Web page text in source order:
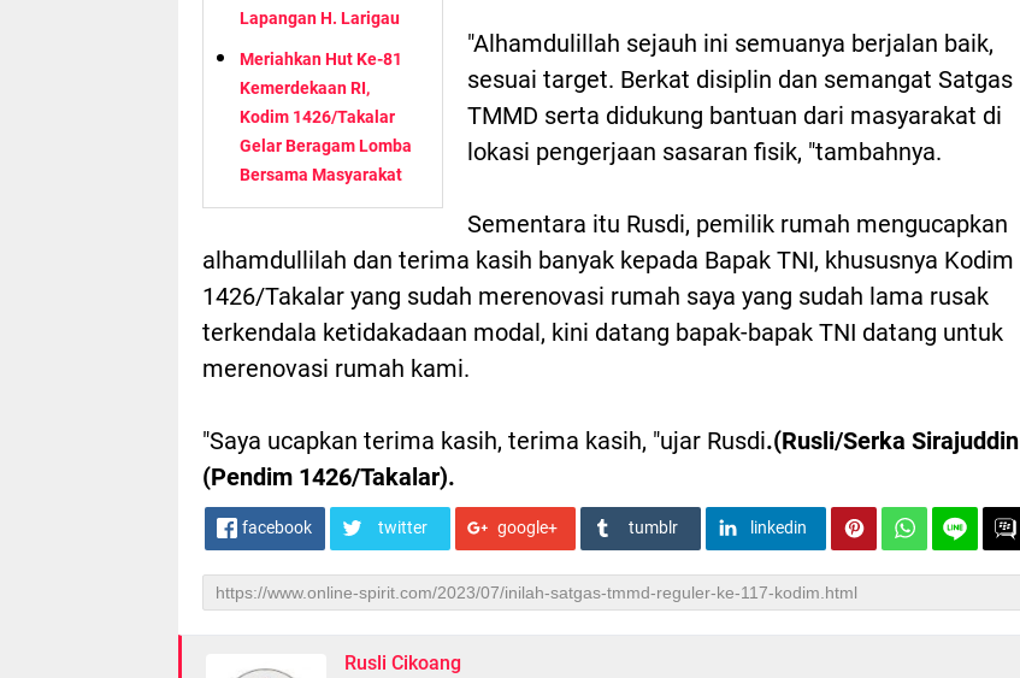
Lapangan H. Larigau
Meriahkan Hut Ke-81
Kemerdekaan RI,
Kodim 1426/Takalar
Gelar Beragam Lomba
Bersama Masyarakat
"Alhamdulillah sejauh ini semuanya berjalan baik,
sesuai target. Berkat disiplin dan semangat Satgas
TMMD serta didukung bantuan dari masyarakat di
lokasi pengerjaan sasaran fisik, "tambahnya.
Sementara itu Rusdi, pemilik rumah mengucapkan
alhamdullilah dan terima kasih banyak kepada Bapak TNI, khususnya Kodim
1426/Takalar yang sudah merenovasi rumah saya yang sudah lama rusak
terkendala ketidakadaan modal, kini datang bapak-bapak TNI datang untuk
merenovasi rumah kami.
"Saya ucapkan terima kasih, terima kasih, "ujar Rusdi.(Rusli/Serka Sirajuddin
(Pendim 1426/Takalar).
facebook twitter google+ tumblr linkedin
Rusli Cikoang